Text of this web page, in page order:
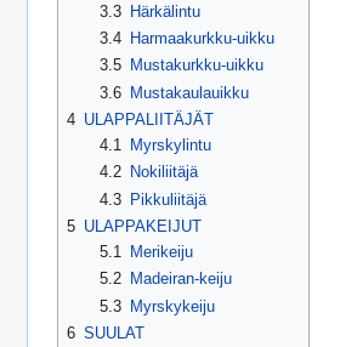
3.3 Härkälintu
3.4
Harmaakurkku-uikku
3.5
Mustakurkku-uikku
3.6 Mustakaulauikku
4 ULAPPALIITÄJÄT
4.1
Myrskylintu
4.2
Nokiliitäjä
4.3 Pikkuliitäjä
5 ULAPPAKEIJUT
5.1
Merikeiju
5.2
Madeiran-keiju
5.3 Myrskykeiju
6 SUULAT